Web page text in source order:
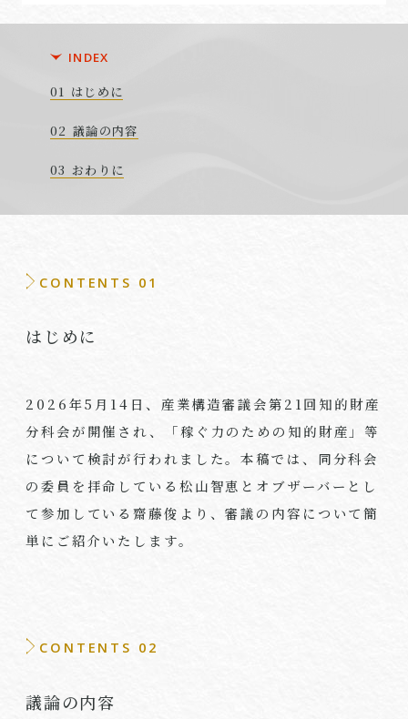
INDEX
はじめに
議論の内容
おわりに
CONTENTS 01
はじめに
2026年5月14日、産業構造審議会第21回知的財産
分科会が開催され、「稼ぐ力のための知的財産」等
について検討が行われました。本稿では、同分科会
の委員を拝命している松山智恵とオブザーバーとし
て参加している齋藤俊より、審議の内容について簡
単にご紹介いたします。
CONTENTS 02
議論の内容